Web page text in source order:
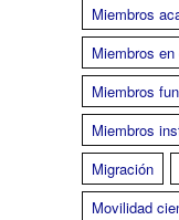
Miembros
Miembros
Miembros
Miembros
Migración
Movilidad